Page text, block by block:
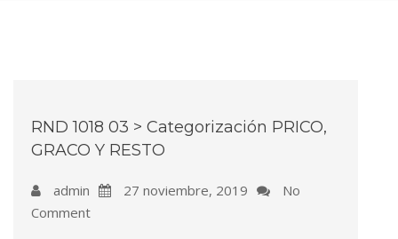
RND 1018 03 > Categorización PRICO,
GRACO Y RESTO
admin 27 noviembre, 2019
No
Comment